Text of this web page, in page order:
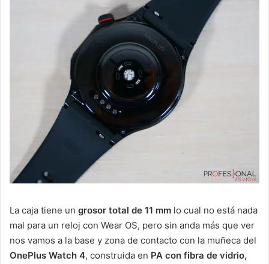
La caja tiene un grosor total de 11 mm lo cual no está nada
mal para un reloj con Wear OS, pero sin anda más que ver
nos vamos a la base y zona de contacto con la muñeca del
OnePlus Watch 4, construida en PA con fibra de vidrio,